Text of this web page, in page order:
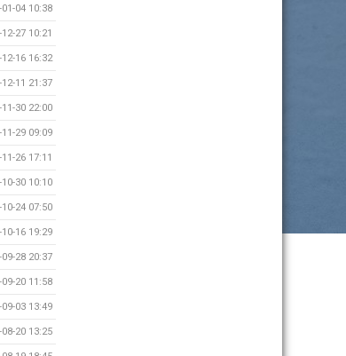
01-04 10:38
27 10:21
12-16 16:32
12-11 21:37
11-30 22:00
11-29 09:09
26 17:11
10-30 10:10
10-24 07:50
10-16 19:29
09-28 20:37
09-20 11:58
09-03 13:49
08-20 13:25